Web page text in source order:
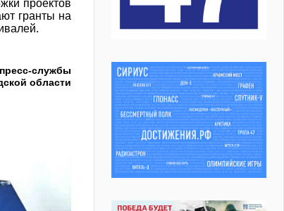
проектов
гранты на
службы
области